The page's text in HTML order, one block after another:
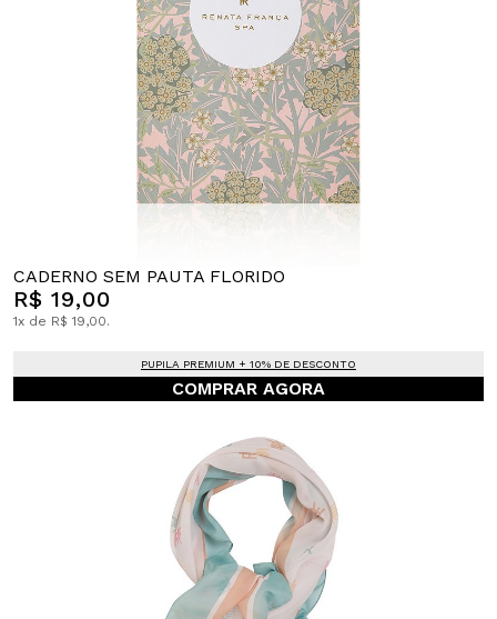
CADERNO SEM PAUTA FLORIDO
R$ 19,00
1x de R$ 19,00.
PUPILA PREMIUM + 10% DE DESCONTO
COMPRAR AGORA